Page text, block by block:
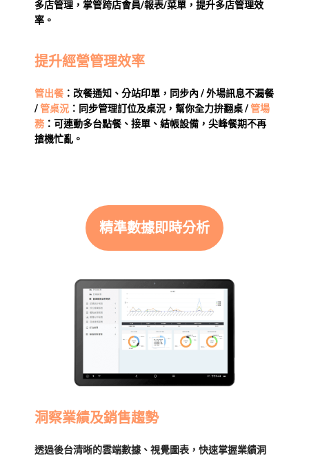
多店管理，掌管跨店會員/報表/菜單，提升多店管理效
率。
提升經營管理效率
管出餐 ：改餐通知、分站印單，同步內 / 外場訊息不漏餐
/管桌況 ：同步管理訂位及桌況，幫你全力拚翻桌 /管場
務 ：可連動多台點餐、接單、結帳設備，尖峰餐期不再
搶機忙亂。
精準數據即時分析
洞察業績及銷售趨勢
透過後台清晰的雲端數據、視覺圖表，快速掌握業績洞